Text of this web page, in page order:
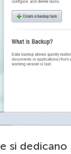
si